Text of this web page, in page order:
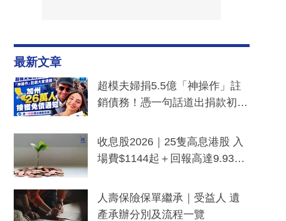
最新文章
超模夫婦捐5.5億「神操作」註
銷債務！憑一句話道出捐款初
一度被誤當詐騙手段
收息股2026｜25隻高息港股 入
場費$1144起＋回報高達9.93
人壽保險保單繼承｜受益人 遺
產承辦分別及流程一覽